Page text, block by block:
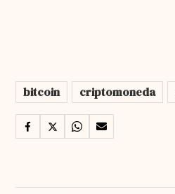
bitcoin criptomoneda